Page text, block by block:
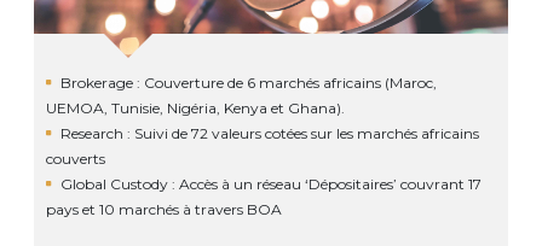
Brokerage : Couverture de 6 marchés africains (Maroc,
UEMOA, Tunisie, Nigéria, Kenya et Ghana).
Research : Suivi de 72 valeurs cotées sur les marchés africains
couverts
Global Custody : Accès à un réseau ‘Dépositaires’ couvrant 17
pays et 10 marchés à travers BOA